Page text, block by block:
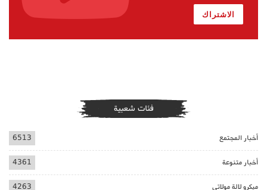
الاشتراك
فئات شعبية
أخبار المجتمع 6513
أخبار متنوعة 4361
ميكرو لالة مولاتي 4263